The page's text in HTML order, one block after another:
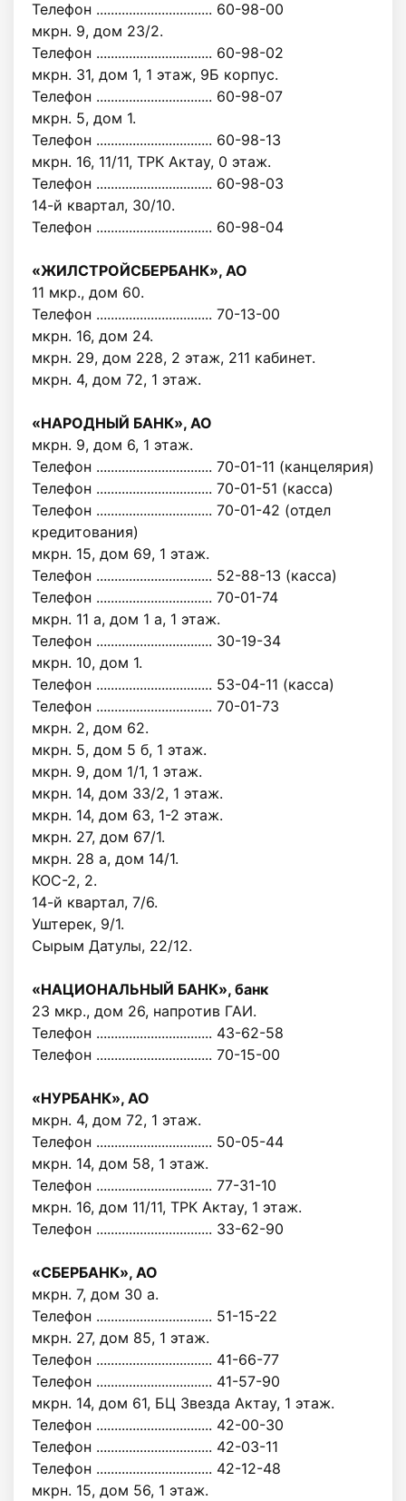
Телефон ................................ 60-98-00
мкрн. 9, дом 23/2.
Телефон ................................ 60-98-02
мкрн. 31, дом 1, 1 этаж, 9Б корпус.
Телефон ................................ 60-98-07
мкрн. 5, дом 1.
Телефон ................................ 60-98-13
мкрн. 16, 11/11, ТРК Актау, 0 этаж.
Телефон ................................ 60-98-03
14-й квартал, 30/10.
Телефон ................................ 60-98-04
«ЖИЛСТРОЙСБЕРБАНК», АО
11 мкр., дом 60.
Телефон ................................ 70-13-00
мкрн. 16, дом 24.
мкрн. 29, дом 228, 2 этаж, 211 кабинет.
мкрн. 4, дом 72, 1 этаж.
«НАРОДНЫЙ БАНК», АО
мкрн. 9, дом 6, 1 этаж.
Телефон ................................ 70-01-11 (канцелярия)
Телефон ................................ 70-01-51 (касса)
Телефон ................................ 70-01-42 (отдел
кредитования)
мкрн. 15, дом 69, 1 этаж.
Телефон ................................ 52-88-13 (касса)
Телефон ................................ 70-01-74
мкрн. 11 а, дом 1 а, 1 этаж.
Телефон ................................ 30-19-34
мкрн. 10, дом 1.
Телефон ................................ 53-04-11 (касса)
Телефон ................................ 70-01-73
мкрн. 2, дом 62.
мкрн. 5, дом 5 б, 1 этаж.
мкрн. 9, дом 1/1, 1 этаж.
мкрн. 14, дом 33/2, 1 этаж.
мкрн. 14, дом 63, 1-2 этаж.
мкрн. 27, дом 67/1.
мкрн. 28 а, дом 14/1.
КОС-2, 2.
14-й квартал, 7/6.
Уштерек, 9/1.
Сырым Датулы, 22/12.
«НАЦИОНАЛЬНЫЙ БАНК», банк
23 мкр., дом 26, напротив ГАИ.
Телефон ................................ 43-62-58
Телефон ................................ 70-15-00
«НУРБАНК», АО
мкрн. 4, дом 72, 1 этаж.
Телефон ................................ 50-05-44
мкрн. 14, дом 58, 1 этаж.
Телефон ................................ 77-31-10
мкрн. 16, дом 11/11, ТРК Актау, 1 этаж.
Телефон ................................ 33-62-90
«СБЕРБАНК», АО
мкрн. 7, дом 30 а.
Телефон ................................ 51-15-22
мкрн. 27, дом 85, 1 этаж.
Телефон ................................ 41-66-77
Телефон ................................ 41-57-90
мкрн. 14, дом 61, БЦ Звезда Актау, 1 этаж.
Телефон ................................ 42-00-30
Телефон ................................ 42-03-11
Телефон ................................ 42-12-48
мкрн. 15, дом 56, 1 этаж.